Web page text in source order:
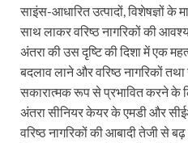
साइंस-आधारित उत्पादों, विशेषज्ञों के
साथ लाकर वरिष्ठ नागरिकों की
अंतरा की उस दृष्टि की दिशा में एक
बदलाव लाने और वरिष्ठ नागरिकों
सकारात्मक रूप से प्रभावित करने के
अंतरा सीनियर केयर के एमडी और
वरिष्ठ नागरिकों की आबादी तेजी से